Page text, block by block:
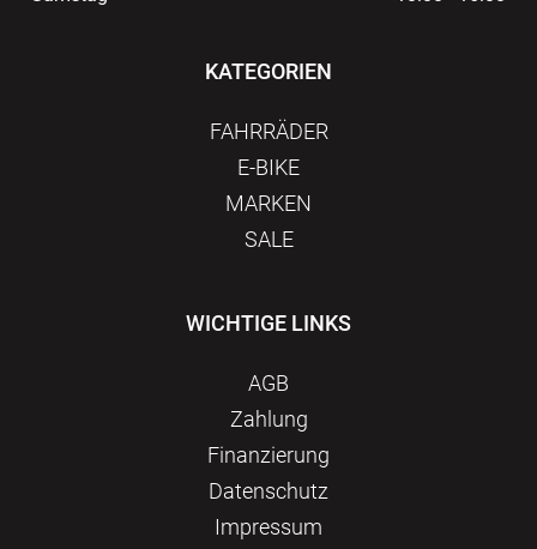
KATEGORIEN
FAHRRÄDER
E-BIKE
MARKEN
SALE
WICHTIGE LINKS
AGB
Zahlung
Finanzierung
Datenschutz
Impressum